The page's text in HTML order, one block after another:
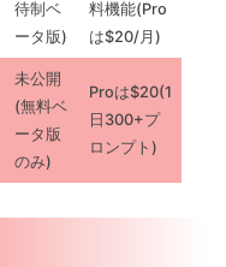
待制ベ
ータ版)
料機能(Pro
は$20/月)
未公開
(無料ベ
ータ版
のみ)
Proは$20(1
日300+プ
ロンプト)